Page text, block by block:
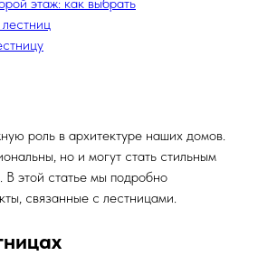
роль в архитектуре наших домов.
но и могут стать стильным
В этой статье мы подробно
связанные с лестницами.